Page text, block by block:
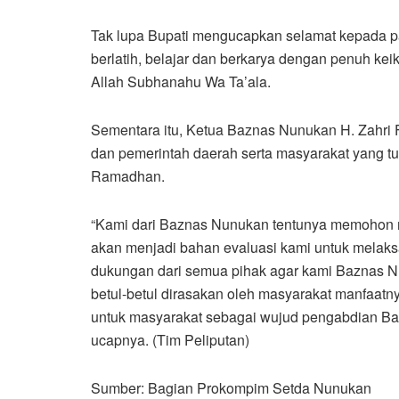
Tak lupa Bupati mengucapkan selamat kepada
berlatih, belajar dan berkarya dengan penuh
Allah Subhanahu Wa Ta’ala.
Sementara itu, Ketua Baznas Nunukan H.
dan pemerintah daerah serta masyarakat yang
Ramadhan.
“Kami dari Baznas Nunukan tentunya
akan menjadi bahan evaluasi kami untuk
dukungan dari semua pihak agar kami Baznas
betul-betul dirasakan oleh masyarakat
untuk masyarakat sebagai wujud pengabdian
ucapnya. (Tim Peliputan)
Sumber: Bagian Prokompim Setda Nunukan